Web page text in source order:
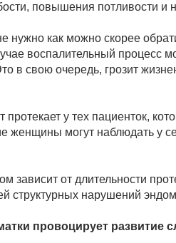
повышения потливости и
как можно скорее
воспалительный процесс
в свою очередь, грозит
у тех пациенток,
женщины могут наблюдать у
зависит от длительности
структурных нарушений
провоцирует развитие